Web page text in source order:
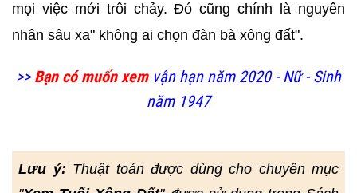
mọi việc mới trôi chảy. Đó cũng chính là nguyên
nhân sâu xa" không ai chọn đàn bà xông đất".
>> Bạn có muốn xemvận hạn năm 2020 - Nữ - Sinh
năm 1947
Lưu ý: Thuật toán được dùng cho chuyên mục